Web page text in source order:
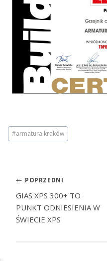
#armatura kraków
POPRZEDNI
GIAS XPS 300+ TO
PUNKT ODNIESIENIA W
ŚWIECIE XPS